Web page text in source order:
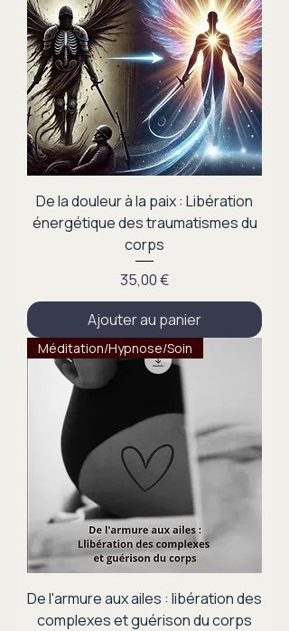
De la douleur à la paix : Libération
énergétique des traumatismes du
corps
Prix
35,00 €
Ajouter au panier
Méditation/Hypnose/Soin
De l'armure aux ailes : libération des
complexes et guérison du corps